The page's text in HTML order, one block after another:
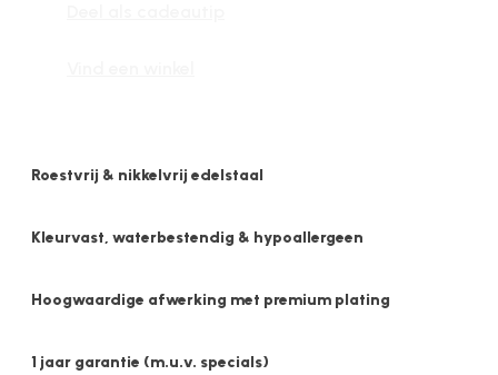
Roestvrij & nikkelvrij edelstaal
Kleurvast, waterbestendig & hypoallergeen
Hoogwaardige afwerking met premium plating
1 jaar garantie (m.u.v. specials)